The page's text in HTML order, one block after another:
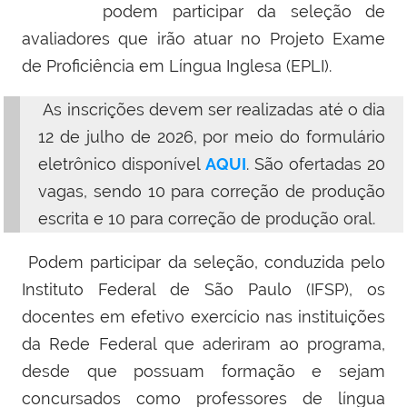
podem participar da seleção de
avaliadores que irão atuar no Projeto Exame
de Proficiência em Língua Inglesa (EPLI).
As inscrições devem ser realizadas até o dia
12 de julho de 2026, por meio do formulário
eletrônico disponível AQUI. São ofertadas 20
vagas, sendo 10 para correção de produção
escrita e 10 para correção de produção oral.
Podem participar da seleção, conduzida pelo
Instituto Federal de São Paulo (IFSP), os
docentes em efetivo exercício nas instituições
da Rede Federal que aderiram ao programa,
desde que possuam formação e sejam
concursados como professores de língua